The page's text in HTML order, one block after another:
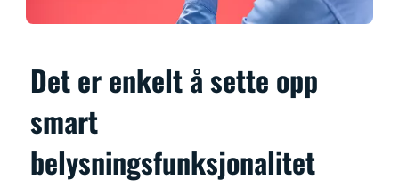
Det er enkelt å sette opp
smart
belysningsfunksjonalitet